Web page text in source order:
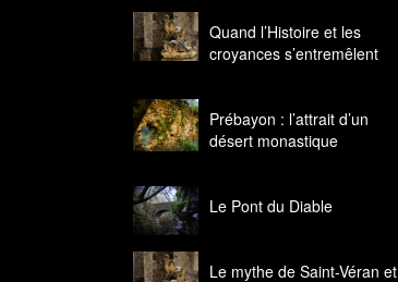
Quand l’Histoire et les
croyances s’entremêlent
Prébayon : l’attrait d’un
désert monastique
Le Pont du Diable
Le mythe de Saint-Véran et